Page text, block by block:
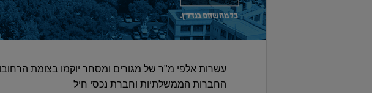
עשרות אלפי מ"ר של מגורים ומסחר יוקמו בצומת
החברות הממשלתיות וחברת נכסי חיל